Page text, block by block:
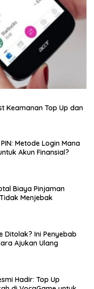
Keamanan Top Up dan
Metode Login Mana
Akun Finansial?
Biaya Pinjaman
Menjebak
Ditolak? Ini Penyebab
Ajukan Ulang
Hadir: Top Up